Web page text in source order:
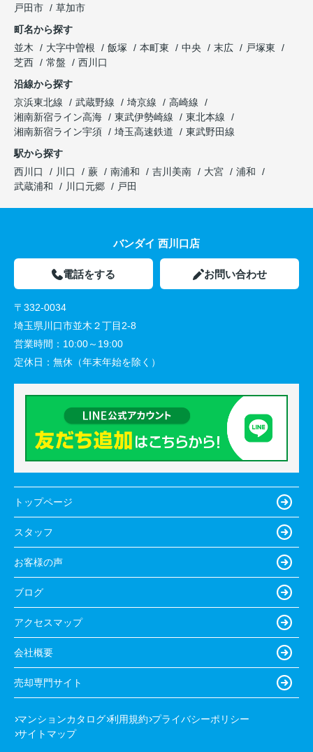
戸田市
草加市
町名から探す
並木
大字中曽根 飯塚 本町東 中央 末広
戸塚東
芝西
常盤
西川口
沿線から探す
京浜東北線
武蔵野線 埼京線
高崎線
湘南新宿ライン高海
東武伊勢崎線
東北本線
湘南新宿ライン宇須
埼玉高速鉄道
東武野田線
駅から探す
西川口
川口 蕨 南浦和 吉川美南 大宮
浦和
武蔵浦和
川口元郷 戸田
バンダイ 西川口店
電話をする お問い合わせ
〒332-0034
埼玉県川口市並木２丁目2-8
営業時間： 10:00～19:00
定休日： 無休（年末年始を除く）
トップページ
スタッフ
お客様の声
ブログ
アクセスマップ
会社概要
売却専門サイト
マンションカタログ 利用規約 プライバシーポリシー
サイトマップ